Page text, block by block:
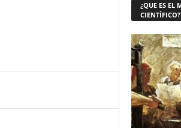
¿QUE ES EL
CIENTÍFICO?